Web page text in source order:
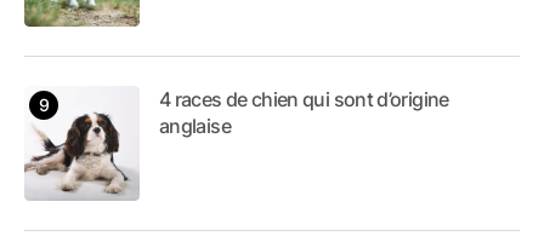
4 races de chien qui sont d’origine
anglaise